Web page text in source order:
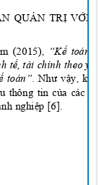
QUẢN TRỊVỚI
(2015),
“Kế
tế, tài chính theo
toán”.Như vậy,
thông tin của các
nghiệp [6].